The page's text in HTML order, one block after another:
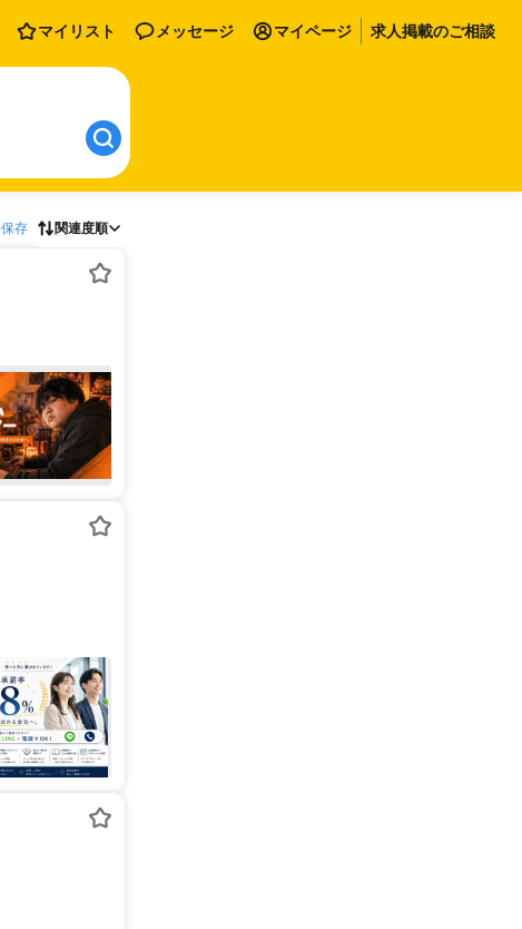
マイリスト メッセージ マイページ 求人掲載のご相談
存 関連度順